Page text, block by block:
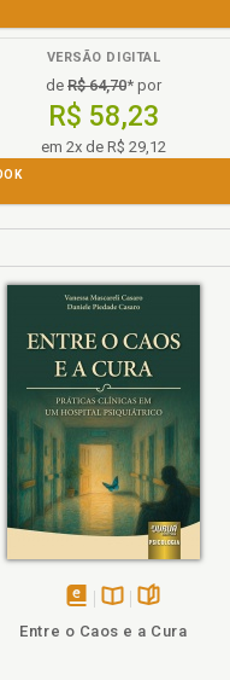
VERSÃO DIGITAL
de R$ 64,70* por
R$ 58,23
em 2x de R$ 29,12
Entre o Caos e a Cura